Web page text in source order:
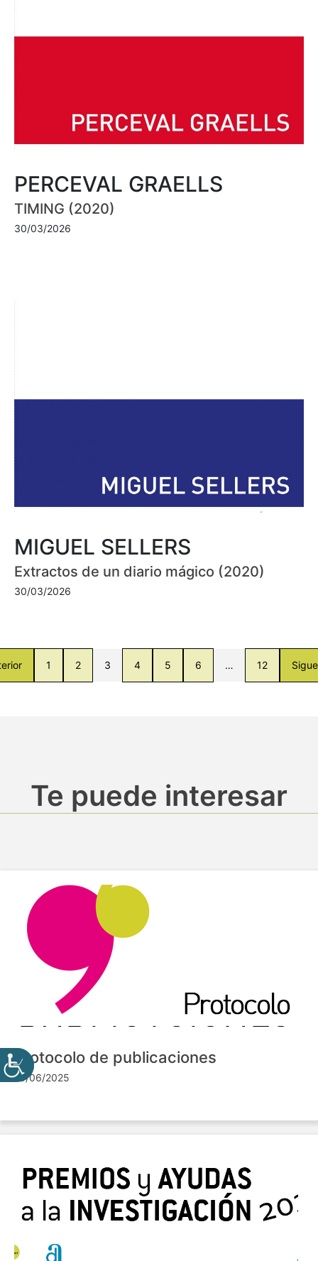
PERCEVAL GRAELLS
TIMING (2020)
30/03/2026
MIGUEL SELLERS
Extractos de un diario mágico (2020)
30/03/2026
1 2 3 4 5 6 … 12
Te puede interesar
Protocolo de publicaciones
10/06/2025